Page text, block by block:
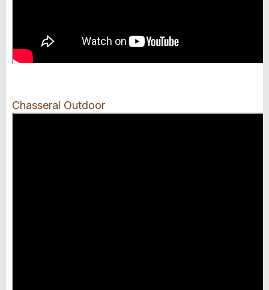
Chasseral Outdoor